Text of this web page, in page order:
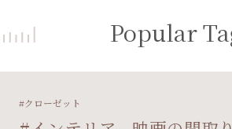
Popular
クローゼット